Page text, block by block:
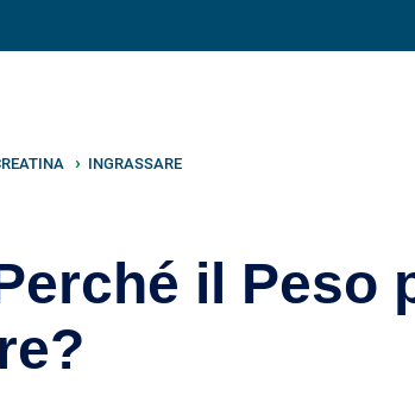
INGRASSARE
il Peso